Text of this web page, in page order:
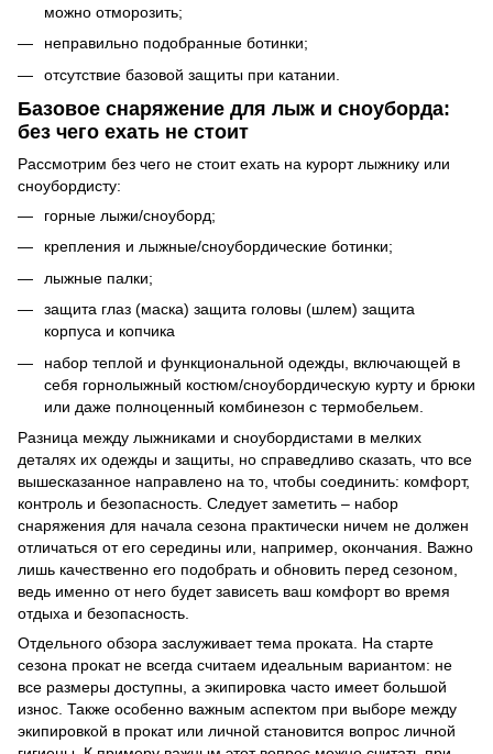
можно отморозить;
неправильно подобранные ботинки;
отсутствие базовой защиты при катании.
Базовое снаряжение для лыж и сноуборда:
без чего ехать не стоит
Рассмотрим без чего не стоит ехать на курорт лыжнику или
сноубордисту:
горные лыжи/сноуборд;
крепления и лыжные/сноубордические ботинки;
лыжные палки;
защита глаз (маска) защита головы (шлем) защита
корпуса и копчика
набор теплой и функциональной одежды, включающей в
себя горнолыжный костюм/сноубордическую курту и брюки
или даже полноценный комбинезон с термобельем.
Разница между лыжниками и сноубордистами в мелких
деталях их одежды и защиты, но справедливо сказать, что все
вышесказанное направлено на то, чтобы соединить: комфорт,
контроль и безопасность. Следует заметить – набор
снаряжения для начала сезона практически ничем не должен
отличаться от его середины или, например, окончания. Важно
лишь качественно его подобрать и обновить перед сезоном,
ведь именно от него будет зависеть ваш комфорт во время
отдыха и безопасность.
Отдельного обзора заслуживает тема проката. На старте
сезона прокат не всегда считаем идеальным вариантом: не
все размеры доступны, а экипировка часто имеет большой
износ. Также особенно важным аспектом при выборе между
экипировкой в ​​прокат или личной становится вопрос личной